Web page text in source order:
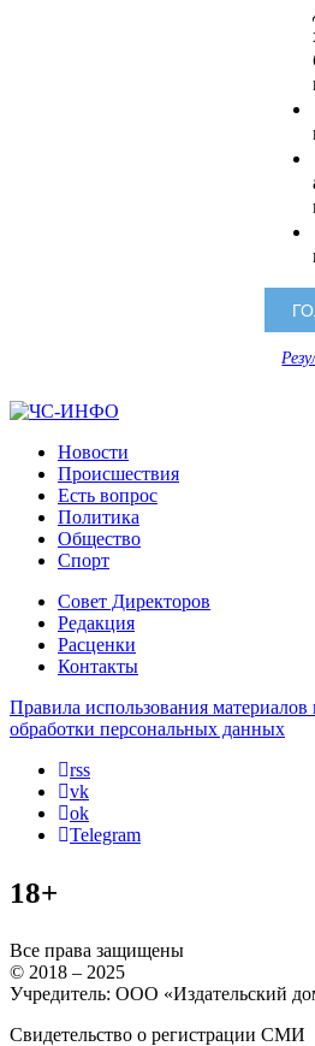
Новости
Происшествия
Есть вопрос
Политика
Общество
Спорт
Совет Директоров
Редакция
Расценки
Контакты
Правила использования материалов
обработки персональных данных
rss
vk
ok
Telegram
18+
Все права защищены
© 2018 – 2025
Учредитель: ООО «Издательский
Свидетельство о регистрации СМИ